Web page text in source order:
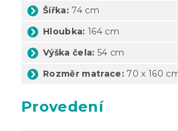
Šířka: 74 cm
Hloubka: 164 cm
Výška čela: 54 cm
Rozměr matrace: 70 x 160
Provedení